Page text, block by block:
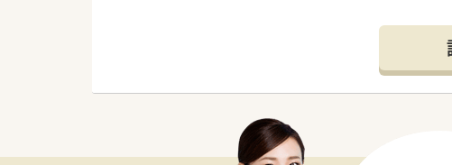
■薬局未経験の方も歓迎です。スキル
■佐賀県を中心に、福岡県、熊本県、
■今後の業界の方向性を見据えた先進性
防止システム全店導入」「ローソンと
■薬局としてだけでなく色んな角度か